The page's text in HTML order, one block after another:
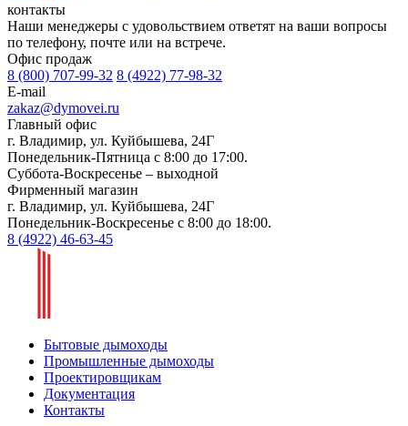
контакты
Наши менеджеры с удовольствием ответят на ваши вопросы
по телефону, почте или на встрече.
Офис продаж
8 (800) 707-99-32 8 (4922) 77-98-32
E-mail
zakaz@dymovei.ru
Главный офис
г. Владимир, ул. Куйбышева, 24Г
Понедельник-Пятница с 8:00 до 17:00.
Суббота-Воскресенье – выходной
Фирменный магазин
г. Владимир, ул. Куйбышева, 24Г
Понедельник-Воскресенье с 8:00 до 18:00.
8 (4922) 46-63-45
Бытовые дымоходы
Промышленные дымоходы
Проектировщикам
Документация
Контакты